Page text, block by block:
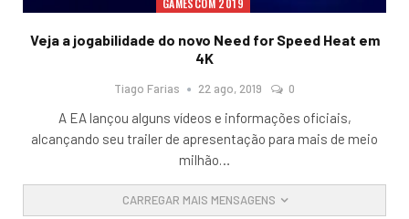
GAMESCOM 2019
Veja a jogabilidade do novo Need for Speed Heat em
4K
Tiago Farias 22 ago, 2019 0
A EA lançou alguns vídeos e informações oficiais,
alcançando seu trailer de apresentação para mais de meio
milhão…
CARREGAR MAIS MENSAGENS